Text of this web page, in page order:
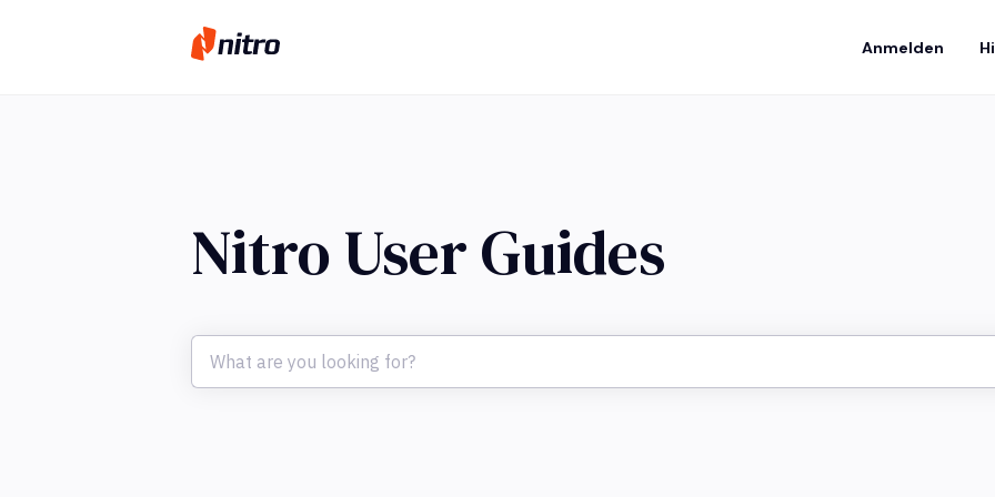
Anmelden
Nitro User Guides